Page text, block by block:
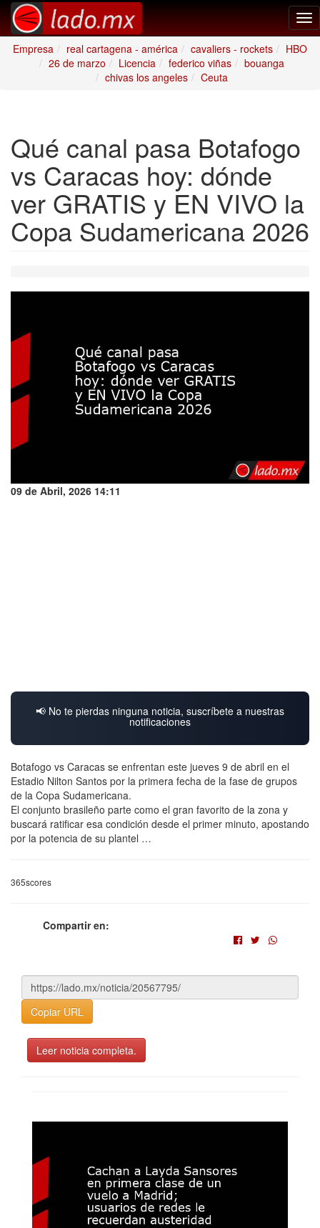
Empresa
real cartagena - américa cavaliers - rockets
HBO
26 de marzo
Licencia federico viñas
bouanga
chivas los angeles
Ceuta
Qué canal pasa Botafogo
vs Caracas hoy: dónde
ver GRATIS y EN VIVO la
Copa Sudamericana 2026
09 de Abril, 2026 14:11
📢 No te pierdas ninguna noticia, suscríbete a nuestras
notificaciones
Botafogo vs Caracas se enfrentan este jueves 9 de abril en el
Estadio Nilton Santos por la primera fecha de la fase de grupos
de la Copa Sudamericana.
El conjunto brasileño parte como el gran favorito de la zona y
buscará ratificar esa condición desde el primer minuto, apostando
por la potencia de su plantel …
365scores
Compartir en:
Copiar URL
Leer noticia completa.